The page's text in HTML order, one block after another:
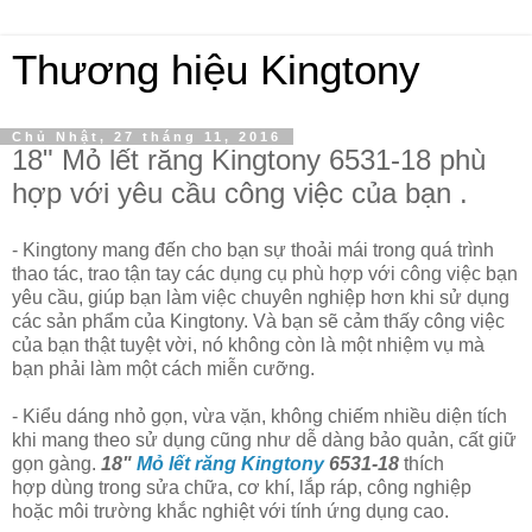
Thương hiệu Kingtony
Chủ Nhật, 27 tháng 11, 2016
18" Mỏ lết răng Kingtony 6531-18 phù
hợp với yêu cầu công việc của bạn .
- Kingtony mang đến cho bạn sự thoải mái trong quá trình
thao tác, trao tận tay các dụng cụ phù hợp với công việc bạn
yêu cầu, giúp bạn làm việc chuyên nghiệp hơn khi sử dụng
các sản phẩm của Kingtony. Và bạn sẽ cảm thấy công việc
của bạn thật tuyệt vời, nó không còn là một nhiệm vụ mà
bạn phải làm một cách miễn cưỡng.
- Kiểu dáng nhỏ gọn, vừa vặn, không chiếm nhiều diện tích
khi mang theo sử dụng cũng như dễ dàng bảo quản, cất giữ
gọn gàng. 18" Mỏ lết răng Kingtony6531-18 thích
hợp dùng trong sửa chữa, cơ khí, lắp ráp, công nghiệp
hoặc môi trường khắc nghiệt với tính ứng dụng cao.